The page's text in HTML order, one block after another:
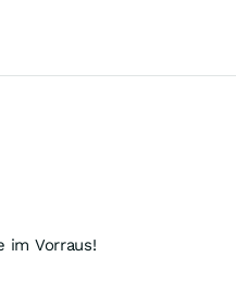
im Vorraus!